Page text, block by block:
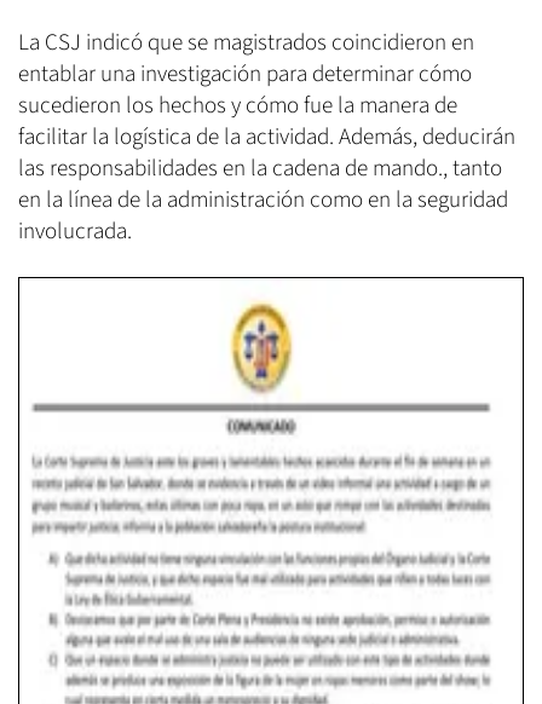
La CSJ indicó que se magistrados coincidieron en
entablar una investigación para determinar cómo
sucedieron los hechos y cómo fue la manera de
facilitar la logística de la actividad. Además, deducirán
las responsabilidades en la cadena de mando., tanto
en la línea de la administración como en la seguridad
involucrada.